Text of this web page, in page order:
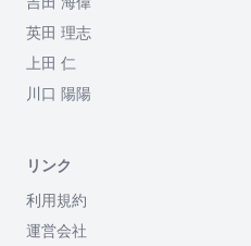
英田 理志
上田 仁
川口 陽陽
リンク
利用規約
運営会社